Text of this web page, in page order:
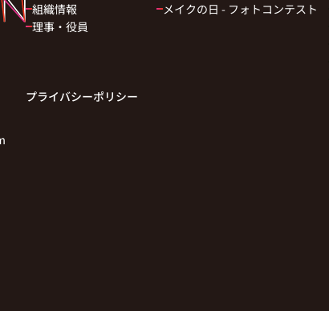
組織情報
理事・役員
メイクの日 - フォトコンテスト
プライバシーポリシー